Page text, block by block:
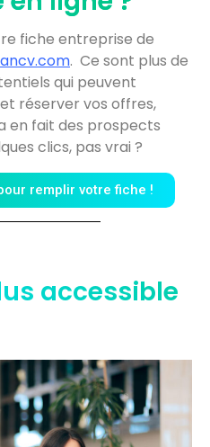
fiche entreprise de
. Ce sont plus de
qui peuvent
réserver vos offres,
en fait des prospects
clics, pas vrai ?
remplir votre fiche !
accessible